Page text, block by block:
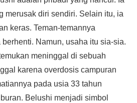
merusak diri sendiri. Selain itu, ia
keras. Teman-temannya
Namun, usaha itu sia-sia.
meninggal di sebuah
karena overdosis campuran
pada usia 33 tahun
Belushi menjadi simbol